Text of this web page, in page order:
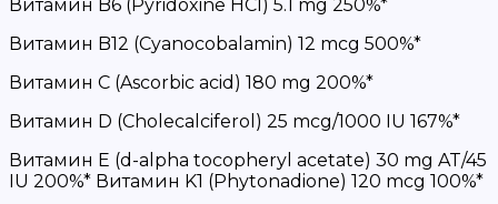
Витамин B6 (Pyridoxine HCl) 5.1 mg 250%*
Витамин B12 (Cyanocobalamin) 12 mcg 500%*
Витамин C (Ascorbic acid) 180 mg 200%*
Витамин D (Cholecalciferol) 25 mcg/1000 IU 167%*
Витамин E (d-alpha tocopheryl acetate) 30 mg AT/45
IU 200%* Витамин K1 (Phytonadione) 120 mcg 100%*